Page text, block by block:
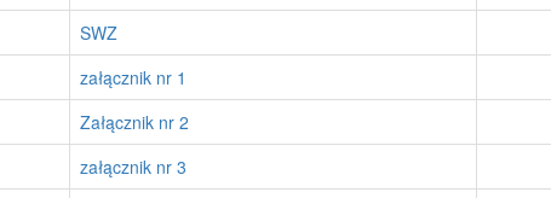
SWZ
załącznik nr 1
Załącznik nr 2
załącznik nr 3